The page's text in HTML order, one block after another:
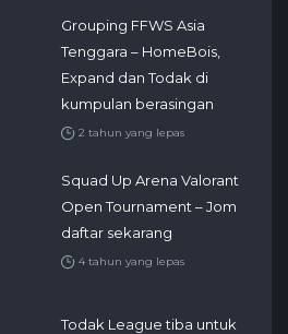
Grouping FFWS Asia
Tenggara – HomeBois,
Expand dan Todak di
kumpulan berasingan
2 tahun yang lepas
Squad Up Arena Valorant
Open Tournament – Jom
daftar sekarang
4 tahun yang lepas
Todak League tiba untuk